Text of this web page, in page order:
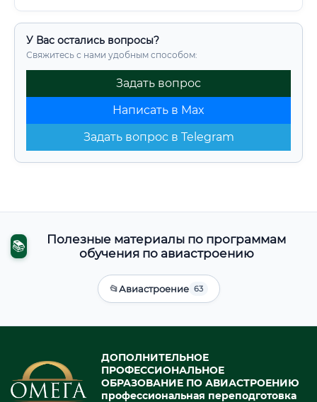
У Вас остались вопросы?
Свяжитесь с нами удобным способом:
Задать вопрос
Написать в Max
Задать вопрос в Telegram
📚
Полезные материалы по программам
обучения по авиастроению
📂Авиастроение 63
ДОПОЛНИТЕЛЬНОЕ
ПРОФЕССИОНАЛЬНОЕ
ОБРАЗОВАНИЕ ПО АВИАСТРОЕНИЮ
профессиональная переподготовка